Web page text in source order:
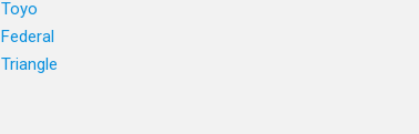
Toyo
Federal
Triangle